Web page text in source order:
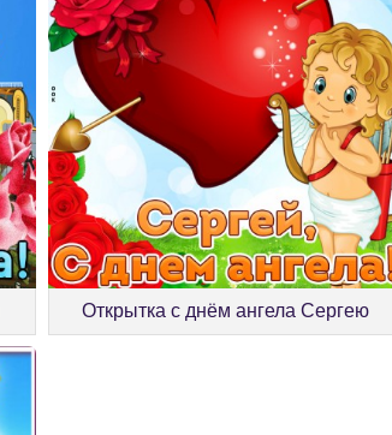
Открытка с днём ангела Сергею